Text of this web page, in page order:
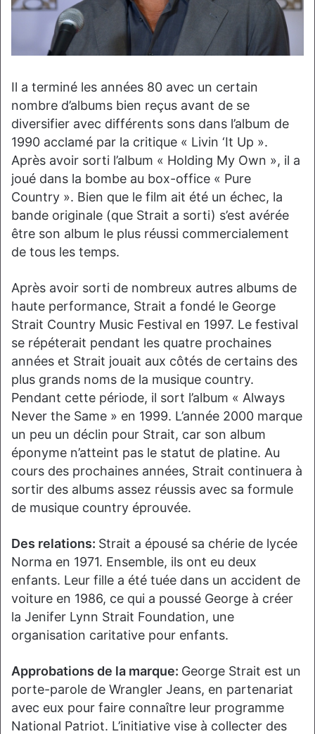
Il a terminé les années 80 avec un certain
nombre d’albums bien reçus avant de se
diversifier avec différents sons dans l’album de
1990 acclamé par la critique « Livin ‘It Up ».
Après avoir sorti l’album « Holding My Own », il a
joué dans la bombe au box-office « Pure
Country ». Bien que le film ait été un échec, la
bande originale (que Strait a sorti) s’est avérée
être son album le plus réussi commercialement
de tous les temps.
Après avoir sorti de nombreux autres albums de
haute performance, Strait a fondé le George
Strait Country Music Festival en 1997. Le festival
se répéterait pendant les quatre prochaines
années et Strait jouait aux côtés de certains des
plus grands noms de la musique country.
Pendant cette période, il sort l’album « Always
Never the Same » en 1999. L’année 2000 marque
un peu un déclin pour Strait, car son album
éponyme n’atteint pas le statut de platine. Au
cours des prochaines années, Strait continuera à
sortir des albums assez réussis avec sa formule
de musique country éprouvée.
Des relations: Strait a épousé sa chérie de lycée
Norma en 1971. Ensemble, ils ont eu deux
enfants. Leur fille a été tuée dans un accident de
voiture en 1986, ce qui a poussé George à créer
la Jenifer Lynn Strait Foundation, une
organisation caritative pour enfants.
Approbations de la marque: George Strait est un
porte-parole de Wrangler Jeans, en partenariat
avec eux pour faire connaître leur programme
National Patriot. L’initiative vise à collecter des